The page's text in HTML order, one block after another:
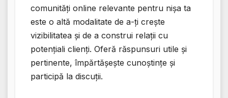
comunități online relevante pentru nișa ta
este o altă modalitate de a-ți crește
vizibilitatea și de a construi relații cu
potențiali clienți. Oferă răspunsuri utile și
pertinente, împărtășește cunoștințe și
participă la discuții.